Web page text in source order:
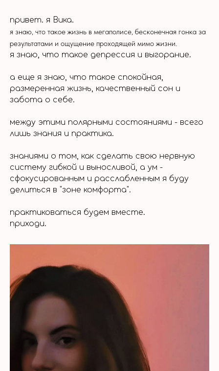
привет. я Вика.
я знаю, что такое жизнь в мегаполисе, бесконечная гонка за
результатами и ощущение проходящей мимо жизни.
я знаю, что такое депрессия и выгорание.
а еще я знаю, что такое спокойная,
размеренная жизнь, качественный сон и
забота о себе.
между этими полярными состояниями - всего
лишь знания и практика.
знаниями о том, как сделать свою нервную
систему гибкой и выносливой, а ум -
сфокусированным и расслабленным я буду
делиться в "зоне комфорта".
практиковаться будем вместе.
приходи.